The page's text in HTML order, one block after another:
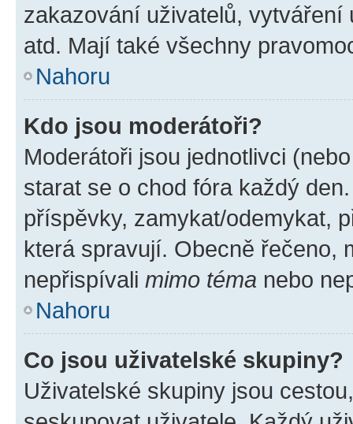
zakazování uživatelů,
atd. Mají také všechny
Nahoru
Kdo jsou moderátoři?
Moderátoři jsou jednotlivci
starat se o chod fóra každý
příspěvky, zamykat/odemykat,
která spravují. Obecně řečeno,
nepřispívali mimo téma nebo
Nahoru
Co jsou uživatelské skupiny?
Uživatelské skupiny jsou